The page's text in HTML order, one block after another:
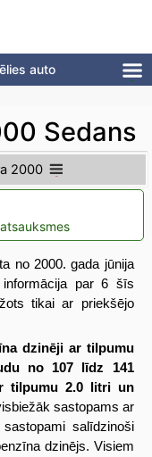
auto
Sedans
2000
no 2000. gada jūnija
par 6 šīs
tikai ar priekšējo
dzinēji ar tilpumu
no 107 līdz 141
tilpumu 2.0 litri un
sastopams ar
salīdzinoši
dzinējs. Visiem